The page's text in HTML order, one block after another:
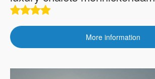
More information